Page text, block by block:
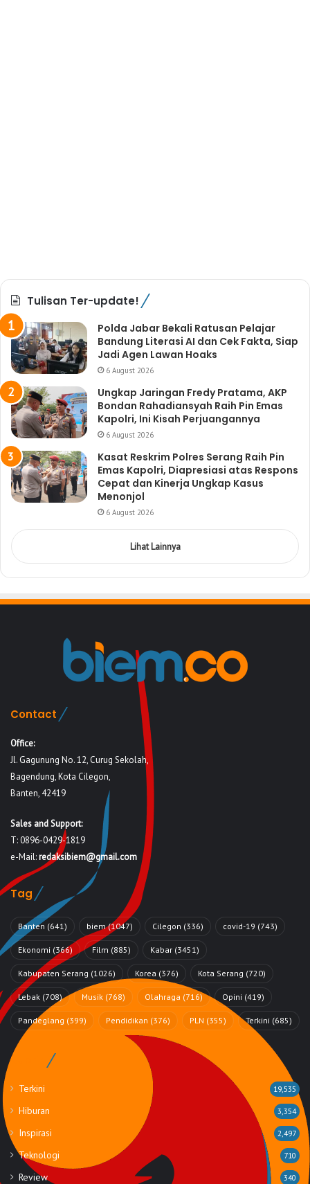
Tulisan Ter-update!
Polda Jabar Bekali Ratusan Pelajar
Bandung Literasi AI dan Cek Fakta, Siap
Jadi Agen Lawan Hoaks
6 August 2026
Ungkap Jaringan Fredy Pratama, AKP
Bondan Rahadiansyah Raih Pin Emas
Kapolri, Ini Kisah Perjuangannya
6 August 2026
Kasat Reskrim Polres Serang Raih Pin
Emas Kapolri, Diapresiasi atas Respons
Cepat dan Kinerja Ungkap Kasus
Menonjol
6 August 2026
Lihat Lainnya
Contact
Office:
Jl. Gagunung No. 12, Curug Sekolah,
Bagendung, Kota Cilegon,
Banten, 42419
Sales and Support:
T: 0896-0429-1819
e-Mail:redaksibiem@gmail.com
Tag
Banten (641) biem(1047) Cilegon (336) covid-19 (743)
Ekonomi (366) Film (885) Kabar (3451)
Kabupaten Serang (1026) Korea (376) Kota Serang (720)
Lebak (708) Musik (768) Olahraga (716) Opini (419)
Pandeglang (399) Pendidikan (376) PLN (355) Terkini (685)
Rubrik
Terkini 19,535
Hiburan 3,354
Inspirasi 2,497
Teknologi 710
Review 340